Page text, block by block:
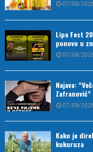
07/08/
Lipa Fest
ponovo u
07/08/
Najava:
Zafranović”
07/08/
Kako je
kukuruza